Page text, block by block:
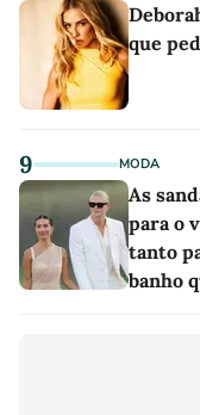
que
9 MODA
As
para o
tanto
banho